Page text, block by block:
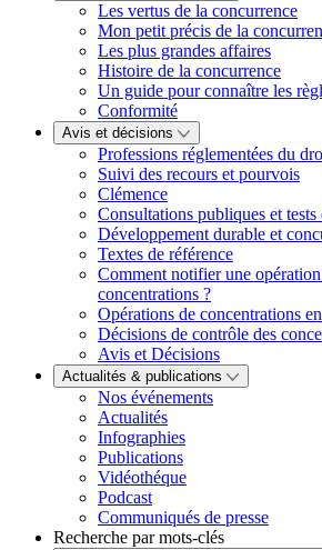
Les vertus de la concurrence
Mon petit précis de la
Les plus grandes affaires
Histoire de la concurrence
Un guide pour connaître les
Conformité
Avis et décisions
Professions réglementées du
Suivi des recours et pourvois
Clémence
Consultations publiques et tests
Développement durable et
Textes de référence
Comment notifier une
concentrations ?
Opérations de concentrations
Décisions de contrôle des
Avis et Décisions
Actualités & publications
Nos événements
Actualités
Infographies
Publications
Vidéothéque
Podcast
Communiqués de presse
Recherche par mots-clés